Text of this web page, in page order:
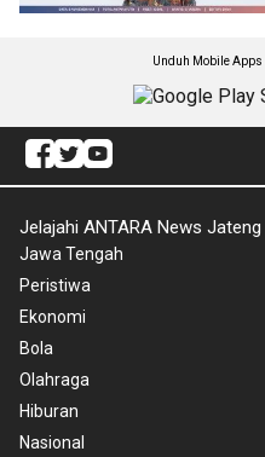
Unduh Mobile
Jelajahi ANTARA News Jateng
Jawa Tengah
Peristiwa
Ekonomi
Bola
Olahraga
Hiburan
Nasional